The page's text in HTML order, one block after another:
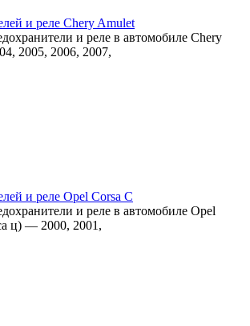
и реле Chery Amulet
и реле в автомобиле Chery
2005, 2006, 2007,
и реле Opel Corsa C
и реле в автомобиле Opel
ц) — 2000, 2001,